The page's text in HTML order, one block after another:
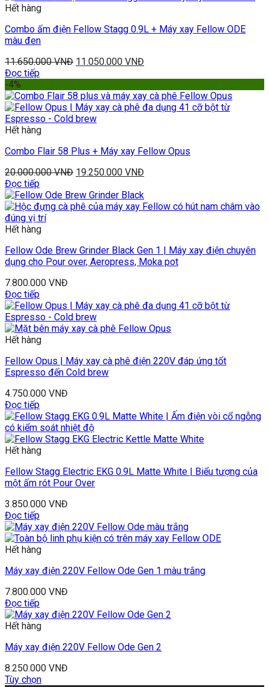
Hết hàng
Combo ấm điện Fellow Stagg 0.9L + Máy xay Fellow ODE
màu đen
11.650.000VNĐ 11.050.000 VNĐ
Đọc tiếp
-4%
Hết hàng
Combo Flair 58 Plus + Máy xay Fellow Opus
20.000.000VNĐ 19.250.000 VNĐ
Đọc tiếp
Hết hàng
Fellow Ode Brew Grinder Black Gen 1 | Máy xay điện chuyên
dụng cho Pour over, Aeropress, Moka pot
7.800.000 VNĐ
Đọc tiếp
Hết hàng
Fellow Opus | Máy xay cà phê điện 220V đáp ứng tốt
Espresso đến Cold brew
4.750.000 VNĐ
Đọc tiếp
Hết hàng
Fellow Stagg Electric EKG 0.9L Matte White | Biểu tượng của
một ấm rót Pour Over
3.850.000 VNĐ
Đọc tiếp
Hết hàng
Máy xay điện 220V Fellow Ode Gen 1 màu trắng
7.800.000 VNĐ
Đọc tiếp
Hết hàng
Máy xay điện 220V Fellow Ode Gen 2
8.250.000 VNĐ
Tùy chọn